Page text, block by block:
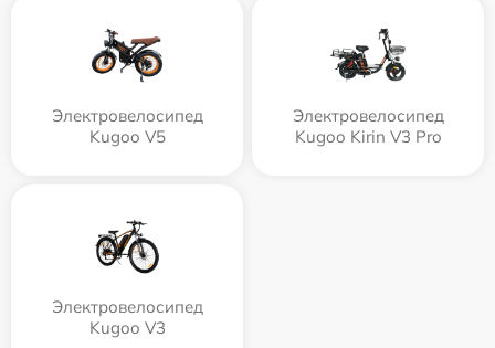
Электровелосипед
Kugoo V5
Электровелосипед
Kugoo Kirin V3 Pro
Электровелосипед
Kugoo V3